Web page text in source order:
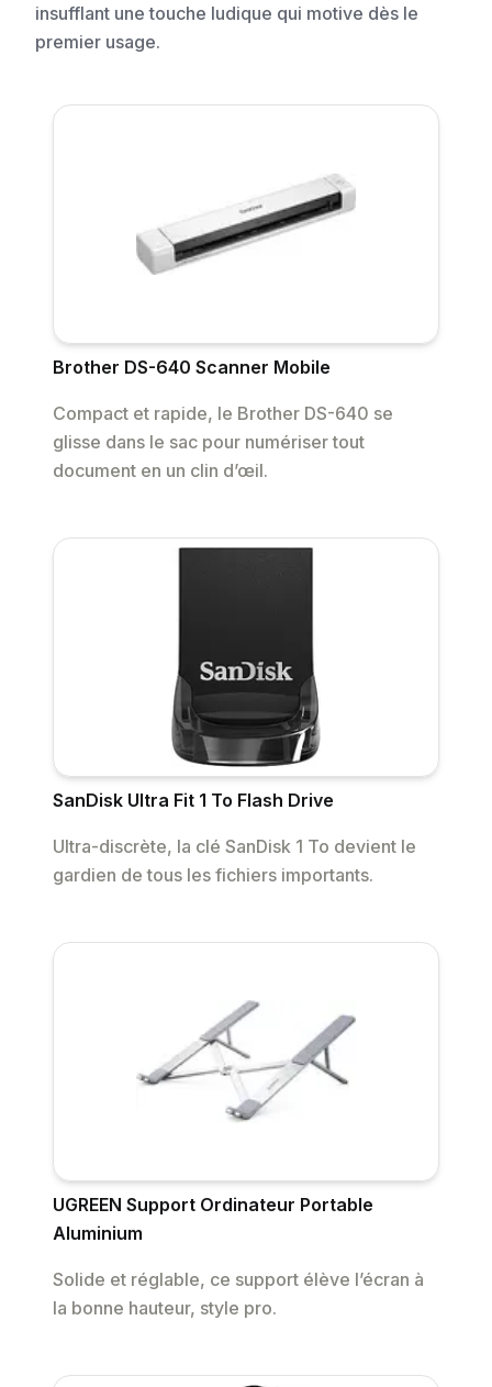
insufflant une touche ludique qui motive dès le
premier usage.
Brother DS-640 Scanner Mobile
Compact et rapide, le Brother DS-640 se
glisse dans le sac pour numériser tout
document en un clin d’œil.
SanDisk Ultra Fit 1 To Flash Drive
Ultra-discrète, la clé SanDisk 1 To devient le
gardien de tous les fichiers importants.
UGREEN Support Ordinateur Portable
Aluminium
Solide et réglable, ce support élève l’écran à
la bonne hauteur, style pro.